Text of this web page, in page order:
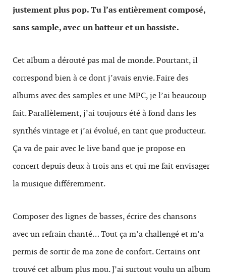
justement plus pop. Tu l’as entièrement composé,
sans sample, avec un batteur et un bassiste.
Cet album a dérouté pas mal de monde. Pourtant, il
correspond bien à ce dont j’avais envie. Faire des
albums avec des samples et une MPC, je l’ai beaucoup
fait. Parallèlement, j’ai toujours été à fond dans les
synthés vintage et j’ai évolué, en tant que producteur.
Ça va de pair avec le live band que je propose en
concert depuis deux à trois ans et qui me fait envisager
la musique différemment.
Composer des lignes de basses, écrire des chansons
avec un refrain chanté… Tout ça m’a challengé et m’a
permis de sortir de ma zone de confort. Certains ont
trouvé cet album plus mou. J’ai surtout voulu un album